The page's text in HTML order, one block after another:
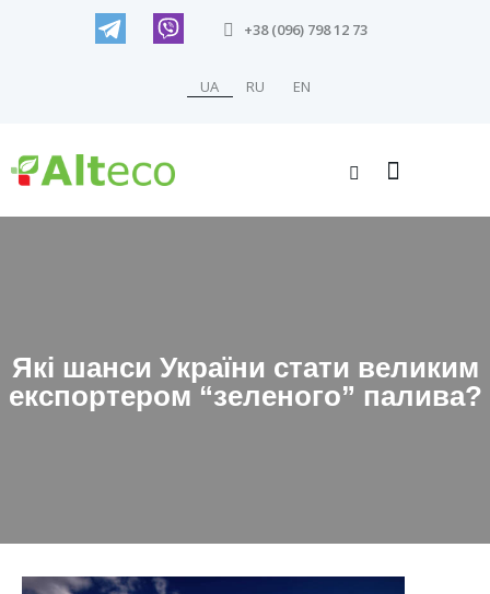
+38 (096) 798 12 73
UA RU EN
Які шанси України стати великим
експортером “зеленого” палива?